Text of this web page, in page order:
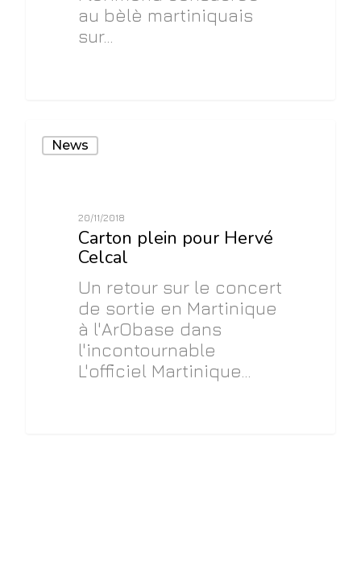
au bèlè martiniquais
sur…
News
20/11/2018
Carton plein pour Hervé
Celcal
Un retour sur le concert
de sortie en Martinique
à l'ArObase dans
l'incontournable
L'officiel Martinique…